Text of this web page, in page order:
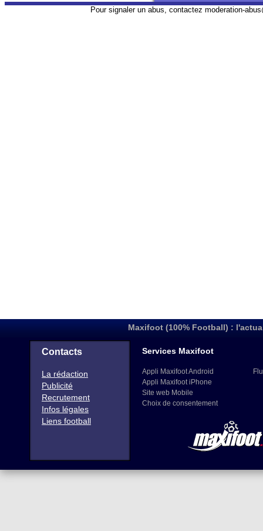
Pour signaler un abus, contactez moderation-
Maxifoot (100% Football) :
Contacts
La rédaction
Publicité
Recrutement
Infos légales
Liens football
Services Maxifoot
Appli Maxifoot Android
Appli Maxifoot iPhone
Site web Mobile
Choix de consentement